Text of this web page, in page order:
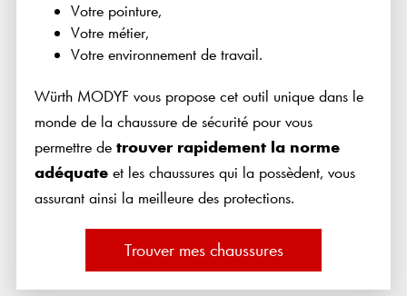
Votre pointure,
Votre métier,
Votre environnement de travail.
Würth MODYF vous propose cet outil unique dans le
monde de la chaussure de sécurité pour vous
permettre de trouver rapidement la norme
adéquate et les chaussures qui la possèdent, vous
assurant ainsi la meilleure des protections.
Trouver mes chaussures